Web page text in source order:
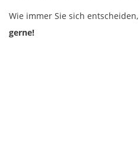
Wie immer Sie sich entscheiden,
gerne!